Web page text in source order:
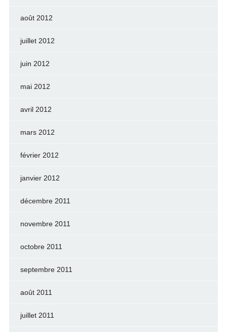
août 2012
juillet 2012
juin 2012
mai 2012
avril 2012
mars 2012
février 2012
janvier 2012
décembre 2011
novembre 2011
octobre 2011
septembre 2011
août 2011
juillet 2011